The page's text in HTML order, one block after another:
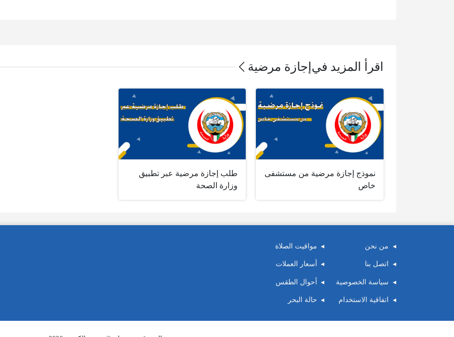
اقرأ المزيد في إجازة مرضية
نموذج إجازة مرضية من مستشفى
خاص
طلب إجازة مرضية عبر تطبيق
وزارة الصحة
من نحن
اتصل بنا
سياسة الخصوصية
اتفاقية الاستخدام
مواقيت الصلاة
أسعار العملات
أحوال الطقس
حالة البحر